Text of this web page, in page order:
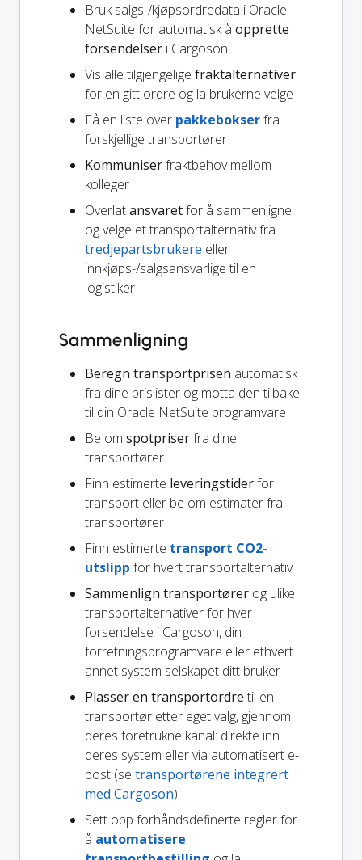
Bruk salgs-/kjøpsordredata i Oracle
NetSuite for automatisk å opprette
forsendelser i Cargoson
Vis alle tilgjengelige fraktalternativer
for en gitt ordre og la brukerne velge
Få en liste over pakkebokserfra
forskjellige transportører
Kommuniserfraktbehov mellom
kolleger
Overlatansvaretfor å sammenligne
og velge et transportalternativ fra
tredjepartsbrukere eller
innkjøps-/salgsansvarlige til en
logistiker
Sammenligning
Beregn transportprisen automatisk
fra dine prislister og motta den tilbake
til din Oracle NetSuite programvare
Be om spotpriserfra dine
transportører
Finn estimerte leveringstiderfor
transport eller be om estimater fra
transportører
Finn estimerte transport CO2-
utslipp for hvert transportalternativ
Sammenlign transportører og ulike
transportalternativer for hver
forsendelse i Cargoson, din
forretningsprogramvare eller ethvert
annet system selskapet ditt bruker
Plasser en transportordre til en
transportør etter eget valg, gjennom
deres foretrukne kanal: direkte inn i
deres system eller via automatisert e-
post (se transportørene integrert
med Cargoson)
Sett opp forhåndsdefinerte regler for
å automatisere